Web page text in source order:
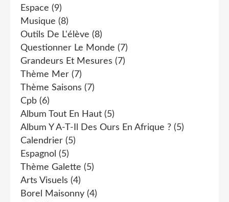
Espace (9)
Musique (8)
Outils De L'élève (8)
Questionner Le Monde (7)
Grandeurs Et Mesures (7)
Thème Mer (7)
Thème Saisons (7)
Cpb (6)
Album Tout En Haut (5)
Album Y A-T-Il Des Ours En Afrique ? (5)
Calendrier (5)
Espagnol (5)
Thème Galette (5)
Arts Visuels (4)
Borel Maisonny (4)